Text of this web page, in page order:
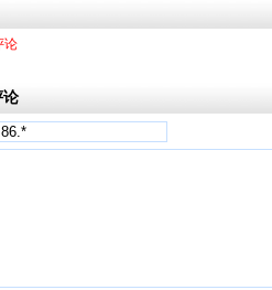
论
论